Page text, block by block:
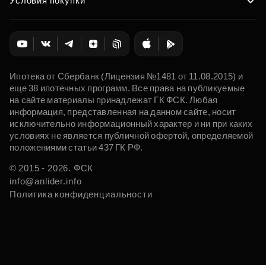
Ипотека от Сбербанк (Лицензия №1481 от 11.08.2015) и
еще 38 ипотечных программ. Все права на публикуемые
на сайте материалы принадлежат ГК ФСК. Любая
информация, представленная на данном сайте, носит
исключительно информационный характер и ни при каких
условиях не является публичной офертой, определяемой
положениями статьи 437 ГК РФ.
© 2015 - 2026. ФСК
info@anlider.info
Политика конфиденциальности